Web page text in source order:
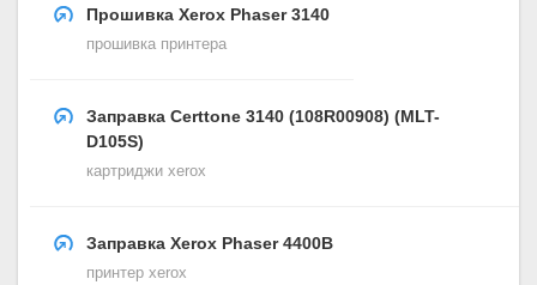
Прошивка Xerox Phaser 3140
прошивка принтера
Заправка Certtone 3140 (108R00908) (MLT-
D105S)
картриджи xerox
Заправка Xerox Phaser 4400B
принтер xerox